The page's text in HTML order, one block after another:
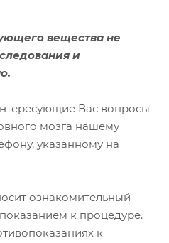
вещества не
и
Вас вопросы
мозга нашему
указанному на
ознакомительный
к процедуре.
к